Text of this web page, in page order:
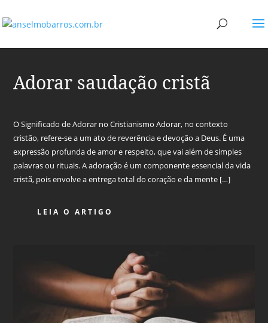
Adorar saudação cristã
O Significado de Adorar no Cristianismo Adorar, no contexto
cristão, refere-se a um ato de reverência e devoção a Deus. É uma
expressão profunda de amor e respeito, que vai além de simples
palavras ou rituais. A adoração é um componente essencial da vida
cristã, pois envolve a entrega total do coração e da mente […]
LEIA O ARTIGO